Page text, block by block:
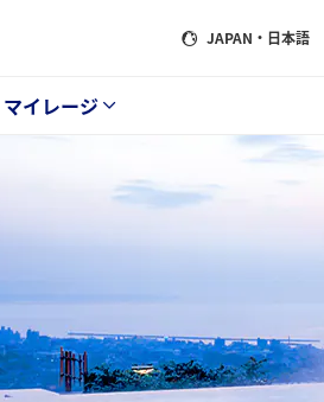
JAPAN ・日本語
マイレージ